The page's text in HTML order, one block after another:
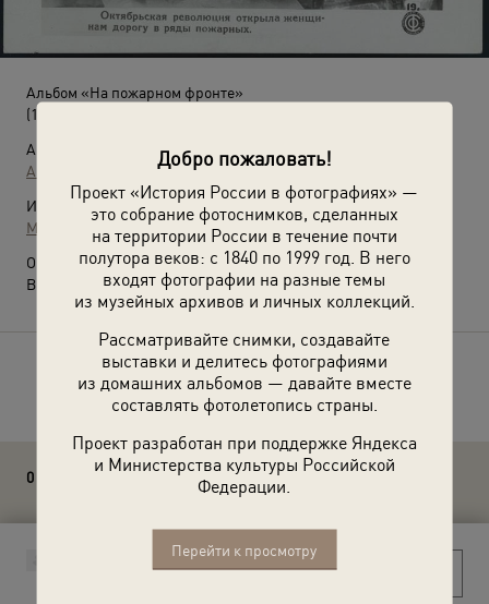
Добро пожаловать!
Проект «История России в фотографиях» —
это собрание фотоснимков, сделанных
на территории России в течение почти
полутора веков: с 1840 по 1999 год. В него
входят фотографии на разные темы
из музейных архивов и личных коллекций.
Рассматривайте снимки, создавайте
выставки и делитесь фотографиями
из домашних альбомов — давайте вместе
составлять фотолетопись страны.
Проект разработан при поддержке Яндекса
и Министерства культуры Российской
Федерации.
Перейти к просмотру
Альбом «На пожарном фронте»
(1935 год)
Автор:
А. Штейнгард
Источники:
МАММ / МДФ
О фотографии:
Выставка
«На пожарном фронте» с этой фотографией.
Расскажите друзьям об этом фото
0 комментариев